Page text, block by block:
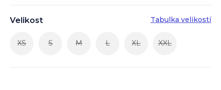
Velikost Tabulka velikostí
XS S M L XL XXL